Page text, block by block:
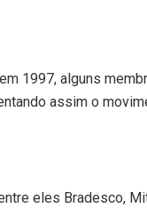
1997, alguns
assim o
eles Bradesco,